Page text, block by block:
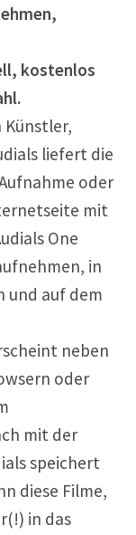
kostenlos
Künstler,
liefert die
oder
mit
One
in
und auf dem
neben
oder
mit der
speichert
diese Filme,
in das